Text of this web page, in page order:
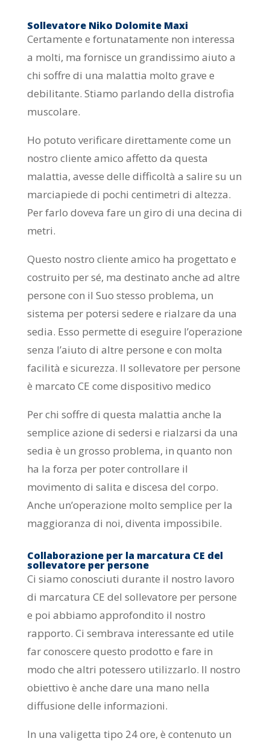
Sollevatore Niko Dolomite Maxi
Certamente e fortunatamente non interessa
a molti, ma fornisce un grandissimo aiuto a
chi soffre di una malattia molto grave e
debilitante. Stiamo parlando della distrofia
muscolare.
Ho potuto verificare direttamente come un
nostro cliente amico affetto da questa
malattia, avesse delle difficoltà a salire su un
marciapiede di pochi centimetri di altezza.
Per farlo doveva fare un giro di una decina di
metri.
Questo nostro cliente amico ha progettato e
costruito per sé, ma destinato anche ad altre
persone con il Suo stesso problema, un
sistema per potersi sedere e rialzare da una
sedia. Esso permette di eseguire l’operazione
senza l’aiuto di altre persone e con molta
facilità e sicurezza. Il sollevatore per persone
è marcato CE come dispositivo medico
Per chi soffre di questa malattia anche la
semplice azione di sedersi e rialzarsi da una
sedia è un grosso problema, in quanto non
ha la forza per poter controllare il
movimento di salita e discesa del corpo.
Anche un’operazione molto semplice per la
maggioranza di noi, diventa impossibile.
Collaborazione per la marcatura CE del
sollevatore per persone
Ci siamo conosciuti durante il nostro lavoro
di marcatura CE del sollevatore per persone
e poi abbiamo approfondito il nostro
rapporto. Ci sembrava interessante ed utile
far conoscere questo prodotto e fare in
modo che altri potessero utilizzarlo. Il nostro
obiettivo è anche dare una mano nella
diffusione delle informazioni.
In una valigetta tipo 24 ore, è contenuto un